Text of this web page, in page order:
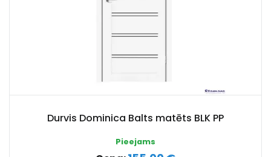
Durvis Dominica Balts matēts BLK PP
Pieejams